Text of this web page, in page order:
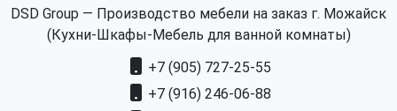
DSD Group — Производство мебели на заказ г. Можайск
(Кухни-Шкафы-Мебель для ванной комнаты)
+7 (905) 727-25-55
+7 (916) 246-06-88